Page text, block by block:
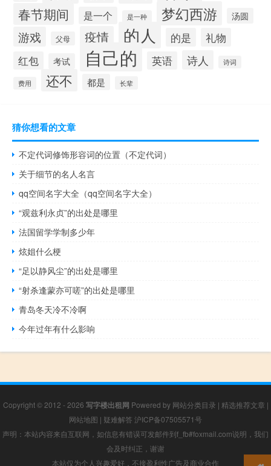
春节期间 是一个 是一种 梦幻西游 汤圆
游戏 父母 疫情 的人 的是 礼物
红包 考试 自己的 英语 诗人 诗词
费用 还不 都是 长辈
猜你想看的文章
不定代词修饰形容词的位置（不定代词）
关于细节的名人名言
qq空间名字大全（qq空间名字大全）
“观兹利永贞”的出处是哪里
法国留学学制多少年
炫姐什么梗
“足以静风尘”的出处是哪里
“射杀逢蒙亦可嗟”的出处是哪里
青岛冬天冷不冷啊
今年过年有什么影响
Copyright © 2012 - 2026 写字楼出租网 Powered by 网站分类目录 | 精选推荐文章 |
网站地图 | 疑难解答 沪ICP备07505571号
声明：本站内容来自互联网，如信息有错误可发邮件到f_fb#foxmail.com说明，我们
会及时纠正，谢谢
本站仅为个人兴趣爱好，不接盈利性广告及商业合作